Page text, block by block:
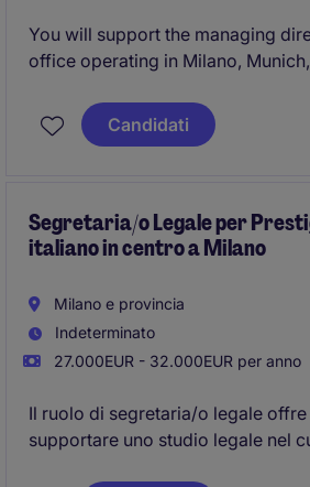
You will support the managing
office operating in Milano,
foresight, and an organized
looking for a hands-on, loyal
Candidati
Segretaria/o Legale per
italiano in centro a Milano
Milano e provincia
Indeterminato
27.000EUR - 32.000EUR per anno
Il ruolo di segretaria/o legale
supportare uno studio legale nel